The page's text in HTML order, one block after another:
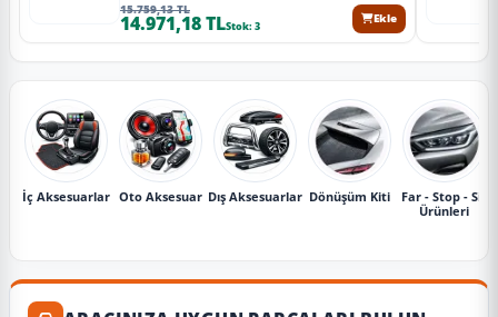
15.759,13 TL
14.971,18 TLStok: 3
Ekle
İç Aksesuarlar Oto Aksesuar Dış Aksesuarlar Dönüşüm Kiti
Far - Stop - Sis
Ürünleri